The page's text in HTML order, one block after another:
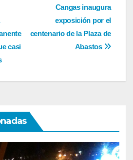
Cangas inaugura
exposición por el
centenario de la Plaza de
Abastos
casi